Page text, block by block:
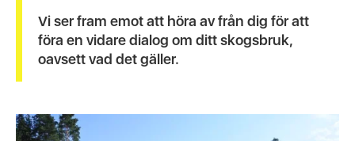
Vi ser fram emot att höra av från dig för att
föra en vidare dialog om ditt skogsbruk,
oavsett vad det gäller.